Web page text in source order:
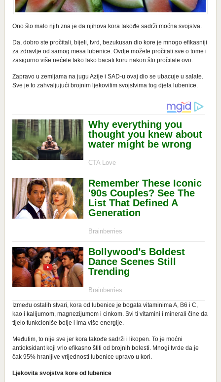
Ono što malo njih zna je da njihova kora takođe sadrži moćna svojstva.
Da, dobro ste pročitali, bijeli, tvrd, bezukusan dio kore je mnogo efikasniji
za zdravlje od samog mesa lubenice. Ovdje možete pročitati sve o tome i
zasigurno više nećete tako lako bacati koru nakon što pročitate ovo.
Zapravo u zemljama na jugu Azije i SAD-u ovaj dio se ubacuje u salate.
Sve je to zahvaljujući brojnim ljekovitim svojstvima tog djela lubenice.
Između ostalih stvari, kora od lubenice je bogata vitaminima A, B6 i C,
kao i kalijumom, magnezijumom i cinkom. Svi ti vitamini i minerali čine da
tijelo funkcioniše bolje i ima više energije.
Međutim, to nije sve jer kora takođe sadrži i likopen. To je moćni
antioksidant koji vrlo efikasno štiti od brojnih bolesti. Mnogi tvrde da je
čak 95% hranljive vrijednosti lubenice upravo u kori.
Ljekovita svojstva kore od lubenice